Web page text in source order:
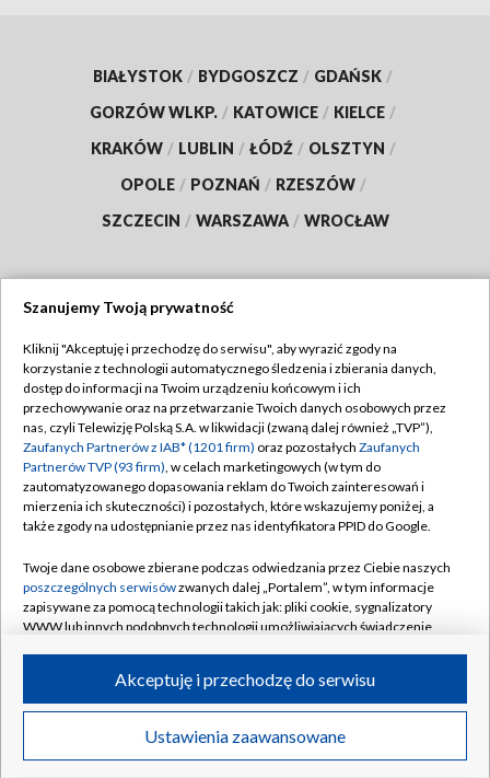
BIAŁYSTOK / BYDGOSZCZ / GDAŃSK /
GORZÓW WLKP. / KATOWICE / KIELCE /
KRAKÓW / LUBLIN / ŁÓDŹ / OLSZTYN /
OPOLE / POZNAŃ / RZESZÓW /
SZCZECIN / WARSZAWA / WROCŁAW
TVP
Abonament TVP
Emisja w TVP
Centrum informacji TVP
Naziemna Telewizja Cyfrowa
Rada Programowa
System NOS
Informacje o nadawcy
Program dla prasy
Ogłoszenie przetargowe
Regulamin TVP
Polityka prywatności
Moje zgody
Pomoc
Kontakt
Kanały
©2026 Telewizja Polska S.A. w likwidacji
Szanujemy Twoją prywatność
Kliknij "Akceptuję i przechodzę do serwisu", aby wyrazić zgody na
korzystanie z technologii automatycznego śledzenia i zbierania danych,
dostęp do informacji na Twoim urządzeniu końcowym i ich
przechowywanie oraz na przetwarzanie Twoich danych osobowych przez
nas, czyli Telewizję Polską S.A. w likwidacji (zwaną dalej również „TVP”),
Zaufanych Partnerów z IAB* (1201 firm) oraz pozostałych Zaufanych
Partnerów TVP (93 firm), w celach marketingowych (w tym do
zautomatyzowanego dopasowania reklam do Twoich zainteresowań i
mierzenia ich skuteczności) i pozostałych, które wskazujemy poniżej, a
także zgody na udostępnianie przez nas identyfikatora PPID do Google.
Twoje dane osobowe zbierane podczas odwiedzania przez Ciebie naszych
poszczególnych serwisówzwanych dalej „Portalem”, w tym informacje
zapisywane za pomocą technologii takich jak: pliki cookie, sygnalizatory
WWW lub innych podobnych technologii umożliwiających świadczenie
ruchu w Internecie.
Twoje dane osobowe zbierane podczas odwiedzania przez Ciebie
poszczególnych serwisówna Portalu, takie jak adresy IP, identyfikatory
Ustawienia zaawansowane
Akceptuję i przechodzę do serwisu